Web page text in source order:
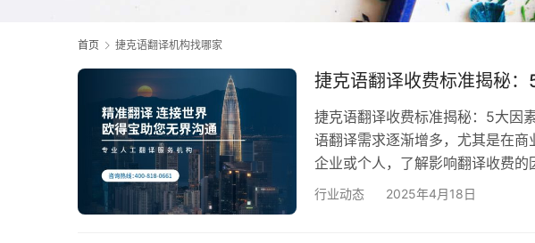
首页 捷克语翻译机构找哪家
捷克语翻译收费标准揭秘
捷克语翻译收费标准揭秘：5大因
语翻译需求逐渐增多，尤其是在
企业或个人，了解影响翻译收费
标准会直接影响终的收费标准。将
行业动态 2025年4月18日